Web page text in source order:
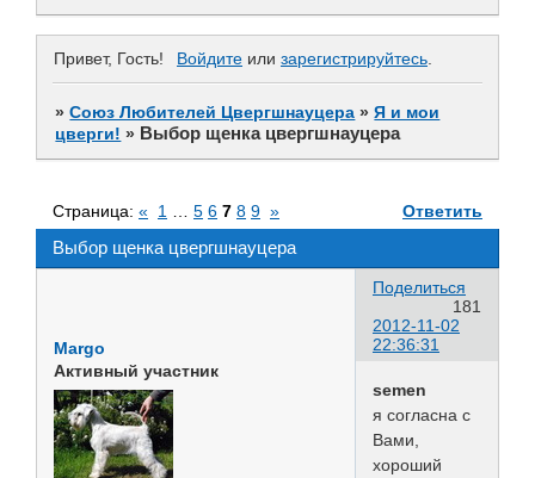
Привет, Гость! Войдите или зарегистрируйтесь.
»Союз Любителей Цвергшнауцера »Я и мои
цверги! » Выбор щенка цвергшнауцера
Выбор щенка цвергшнауцера
Страница: « 1 5 6 7 8 9 » Ответить
Поделиться
181
2012-11-02
22:36:31
Margo
Активный участник
semen
я согласна с
Вами,
хороший